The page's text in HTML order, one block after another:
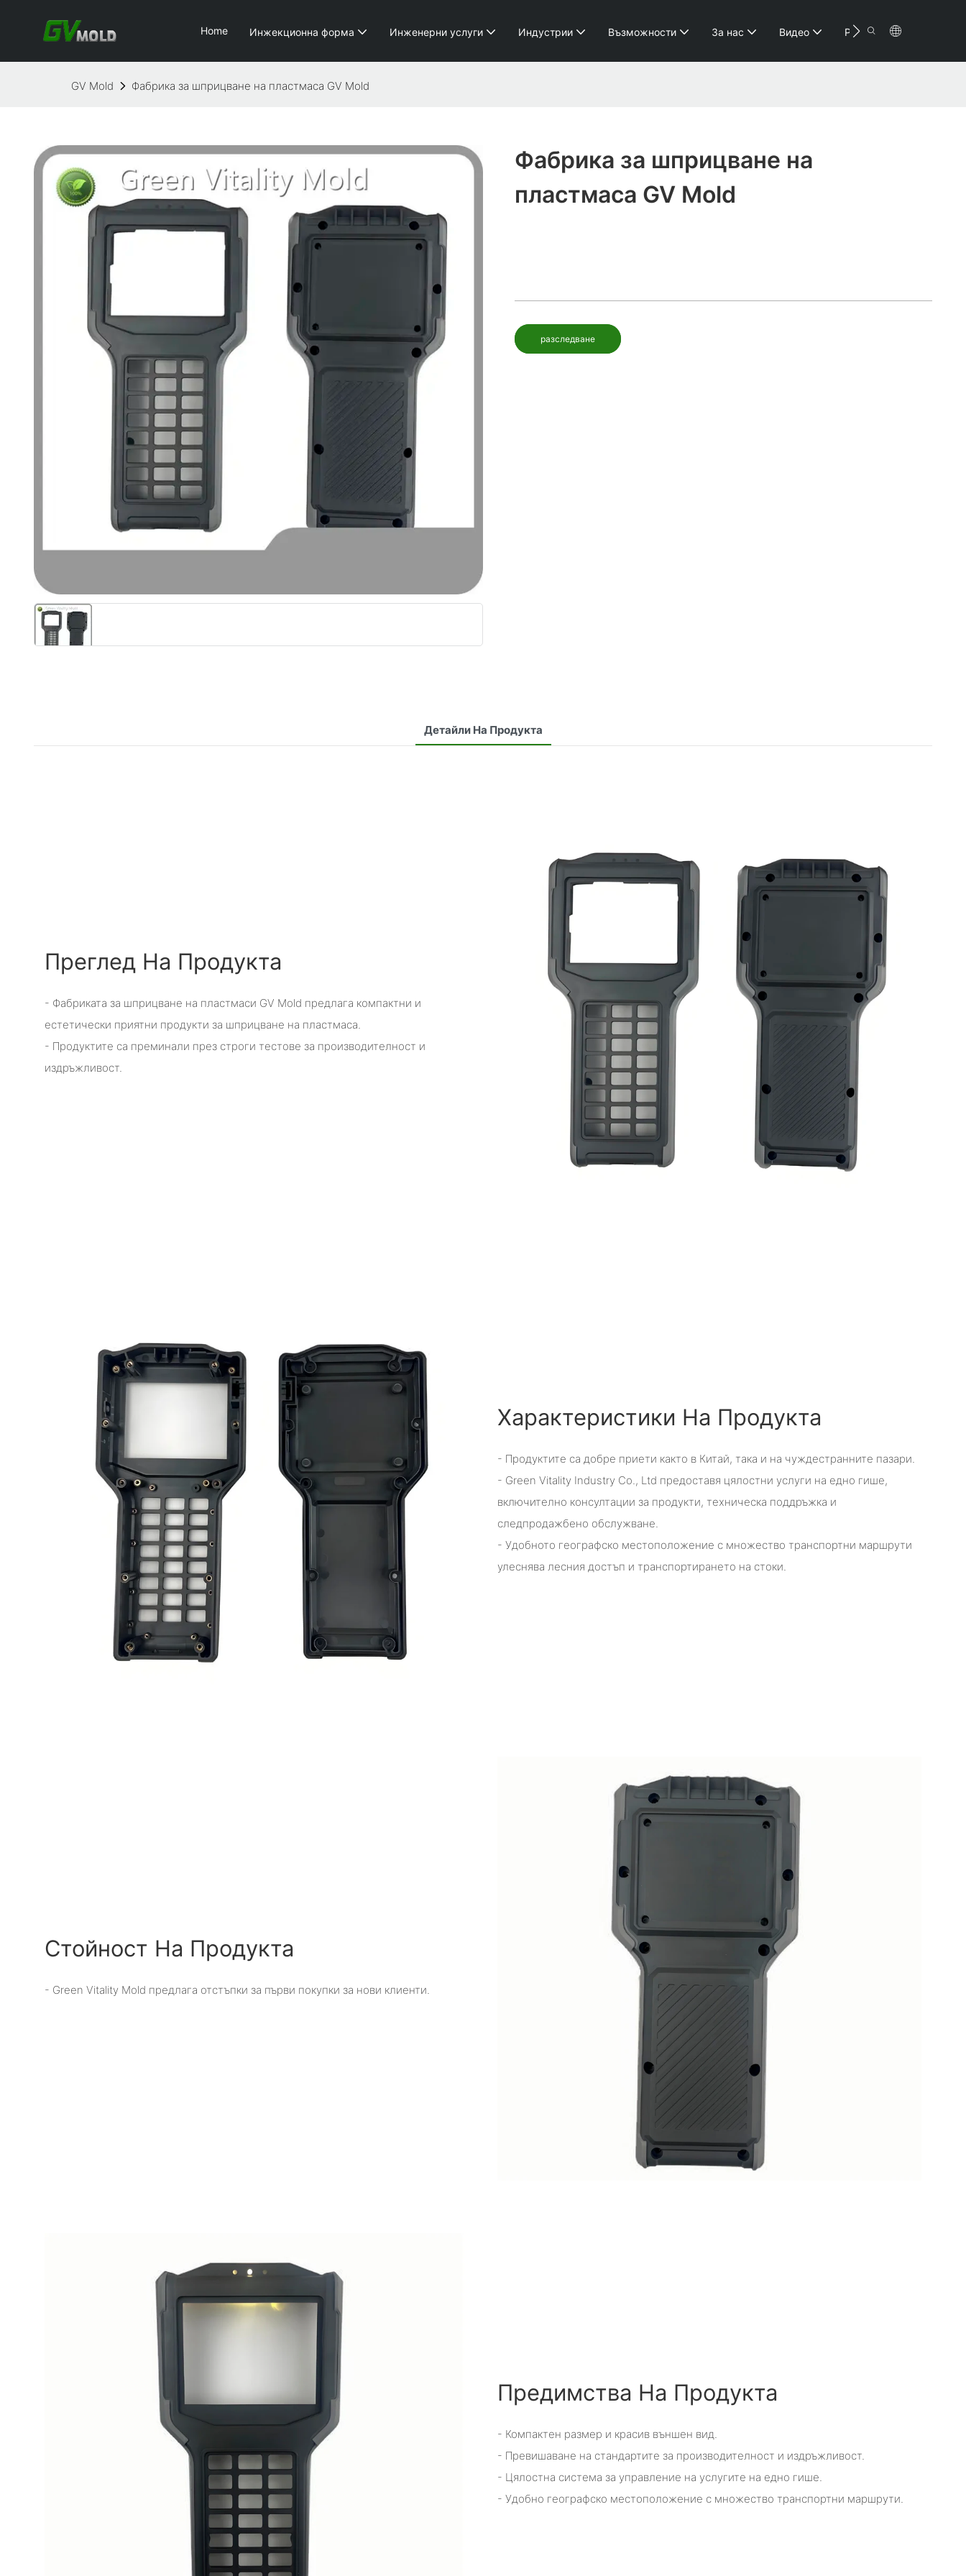
Home Инжекционна форма Инженерни услуги Индустрии Възможности За нас Видео Ресурс
GV Mold Фабрика за шприцване на пластмаса GV Mold
Фабрика за шприцване на
пластмаса GV Mold
разследване
Детайли На Продукта
Преглед На Продукта
- Фабриката за шприцване на пластмаси GV Mold предлага компактни и
естетически приятни продукти за шприцване на пластмаса.
- Продуктите са преминали през строги тестове за производителност и
издръжливост.
Характеристики На Продукта
- Продуктите са добре приети както в Китай, така и на чуждестранните пазари.
- Green Vitality Industry Co., Ltd предоставя цялостни услуги на едно гише,
включително консултации за продукти, техническа поддръжка и
следпродажбено обслужване.
- Удобното географско местоположение с множество транспортни маршрути
улеснява лесния достъп и транспортирането на стоки.
Стойност На Продукта
- Green Vitality Mold предлага отстъпки за първи покупки за нови клиенти.
Предимства На Продукта
- Компактен размер и красив външен вид.
- Превишаване на стандартите за производителност и издръжливост.
- Цялостна система за управление на услугите на едно гише.
- Удобно географско местоположение с множество транспортни маршрути.